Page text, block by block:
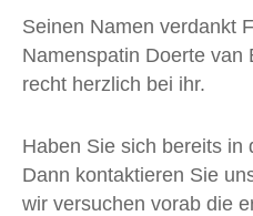
Seinen Namen verdankt
Namenspatin Doerte van
recht herzlich bei ihr.
Haben Sie sich bereits in
Dann kontaktieren Sie
wir versuchen vorab die